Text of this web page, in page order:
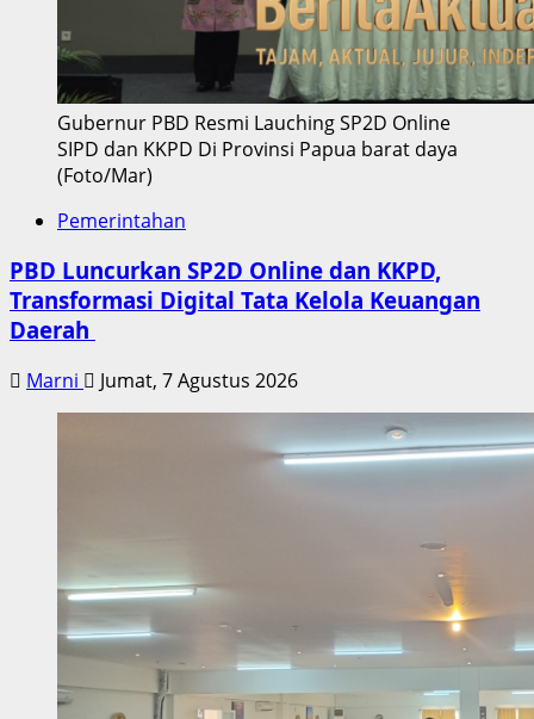
Gubernur PBD Resmi Lauching SP2D Online
SIPD dan KKPD Di Provinsi Papua barat daya
(Foto/Mar)
Pemerintahan
PBD Luncurkan SP2D Online dan KKPD,
Transformasi Digital Tata Kelola Keuangan
Daerah
Marni Jumat, 7 Agustus 2026